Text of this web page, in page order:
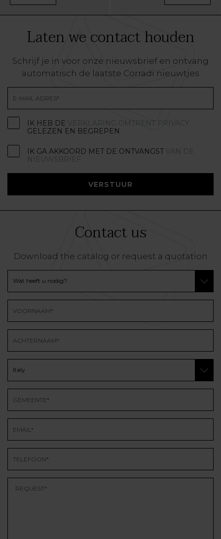
Laten we contact houden
Schrijf je in voor onze nieuwsbrief en ontvang
automatisch de laatste Corradi nieuwtjes
IK HEB DE VERKLARING OMTRENT PRIVACY
GELEZEN EN BEGREPEN
IK GA AKKOORD MET DE ONTVANGST VAN DE
NIEUWSBRIEF
VERSTUUR
Contact us
Download the catalog or request a quotation